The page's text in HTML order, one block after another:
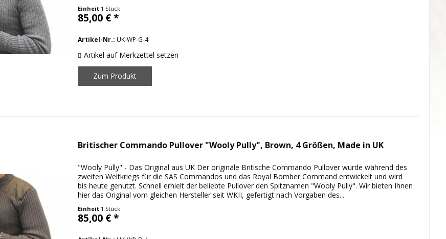
Einheit 1 Stück
85,00 € *
Artikel-Nr.: UK-WP-G-4
Artikel auf Merkzettel setzen
Zum Produkt
Britischer Commando Pullover "Wooly Pully", Brown, 4 Größen, Made in UK
"Wooly Pully" - Das Original aus UK Der originale Britische Commando Pullover wurde während des
zweiten Weltkriegs für die SAS Commandos und das Royal Bomber Command entwickelt und wird
bis heute genutzt. Schnell erhielt der beliebte Pullover den Spitznamen "Wooly Pully". Wir bieten Ihnen
hier das Original vom gleichen Hersteller seit WKII, gefertigt nach Vorgaben des...
Einheit 1 Stück
85,00 € *